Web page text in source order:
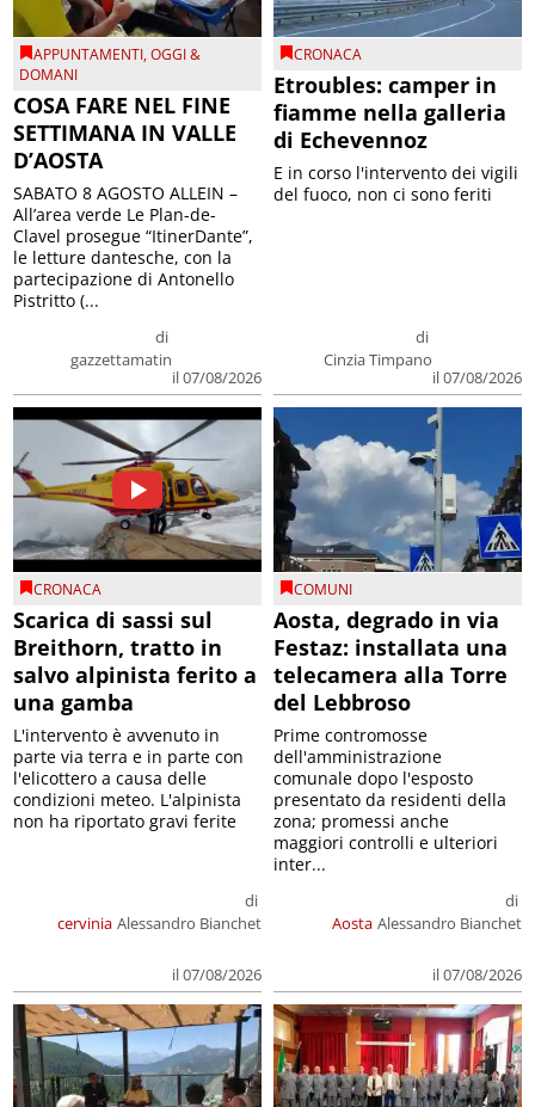
APPUNTAMENTI,OGGI &
DOMANI
COSA FARE NEL FINE
SETTIMANA IN VALLE
D’AOSTA
di
gazzettamatin
il 07/08/2026
SABATO 8 AGOSTO ALLEIN –
All’area verde Le Plan-de-
Clavel prosegue “ItinerDante”,
le letture dantesche, con la
partecipazione di Antonello
Pistritto (...
CRONACA
Etroubles: camper in
fiamme nella galleria
di Echevennoz
di
Cinzia Timpano
il 07/08/2026
E in corso l'intervento dei vigili
del fuoco, non ci sono feriti
CRONACA
Scarica di sassi sul
Breithorn, tratto in
salvo alpinista ferito a
una gamba
cervinia
di
Alessandro Bianchet
il 07/08/2026
L'intervento è avvenuto in
parte via terra e in parte con
l'elicottero a causa delle
condizioni meteo. L'alpinista
non ha riportato gravi ferite
COMUNI
Aosta, degrado in via
Festaz: installata una
telecamera alla Torre
del Lebbroso
Aosta
di
Alessandro Bianchet
il 07/08/2026
Prime contromosse
dell'amministrazione
comunale dopo l'esposto
presentato da residenti della
zona; promessi anche
maggiori controlli e ulteriori
inter...